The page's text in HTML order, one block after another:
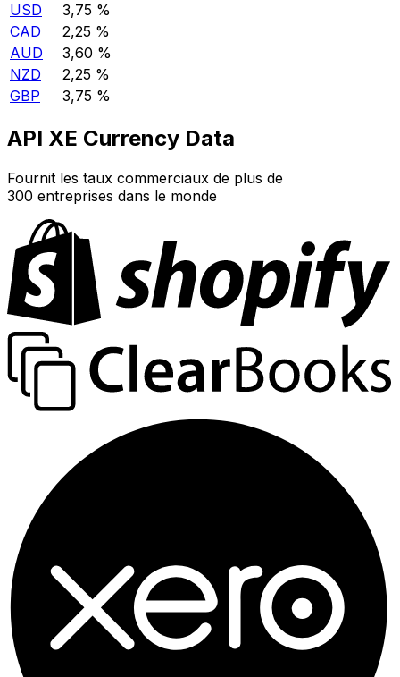
USD
3,75 %
CAD
2,25 %
AUD
3,60 %
NZD
2,25 %
GBP
3,75 %
API XE Currency Data
Fournit les taux commerciaux de plus de
300 entreprises dans le monde